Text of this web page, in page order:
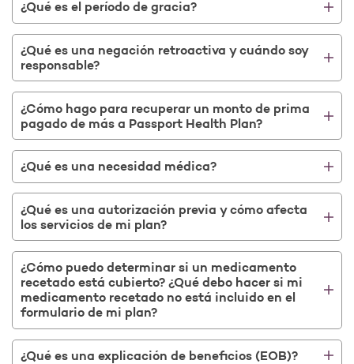
¿Qué es el período de gracia?
¿Qué es una negación retroactiva y cuándo soy
responsable?
¿Cómo hago para recuperar un monto de prima
pagado de más a Passport Health Plan?
¿Qué es una necesidad médica?
¿Qué es una autorización previa y cómo afecta
los servicios de mi plan?
¿Cómo puedo determinar si un medicamento
recetado está cubierto? ¿Qué debo hacer si mi
medicamento recetado no está incluido en el
formulario de mi plan?
¿Qué es una explicación de beneficios (EOB)?